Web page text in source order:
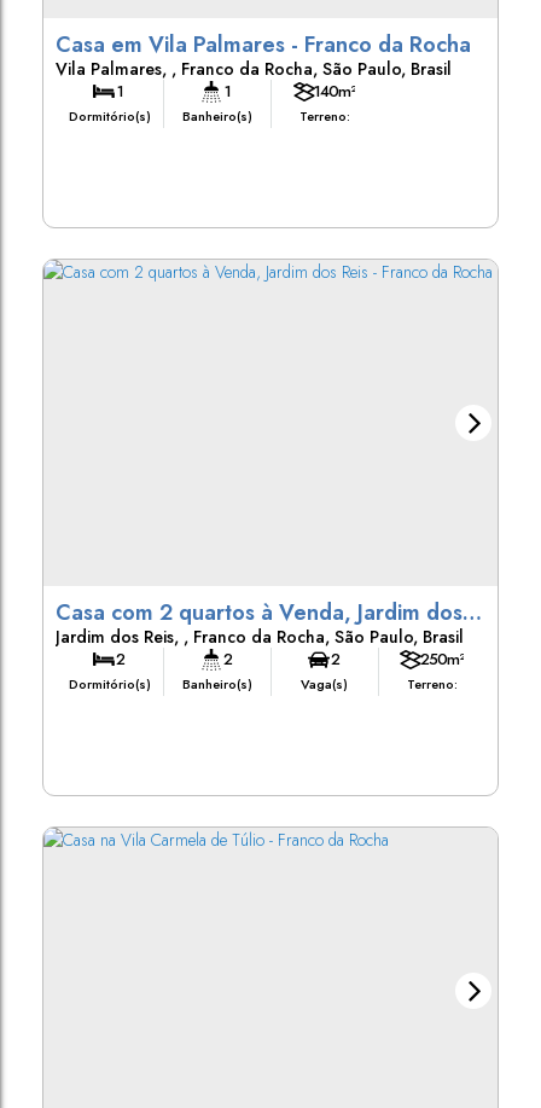
Casa em Vila Palmares - Franco da Rocha
Vila Palmares , Franco da Rocha, São Paulo, Brasil
1
Dormitório(s)
1
Banheiro(s) Terreno:
140m²
Casa com 2 quartos à Venda, Jardim dos
Reis - Franco da Rocha
Jardim dos Reis , Franco da Rocha, São Paulo, Brasil
2
Dormitório(s)
2
Banheiro(s)
2
Vaga(s) Terreno:
250m²